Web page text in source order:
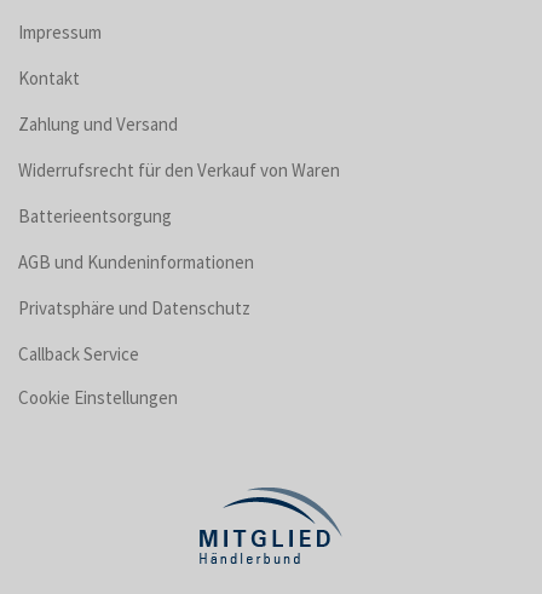
Impressum
Kontakt
Zahlung und Versand
Widerrufsrecht für den Verkauf von Waren
Batterieentsorgung
AGB und Kundeninformationen
Privatsphäre und Datenschutz
Callback Service
Cookie Einstellungen